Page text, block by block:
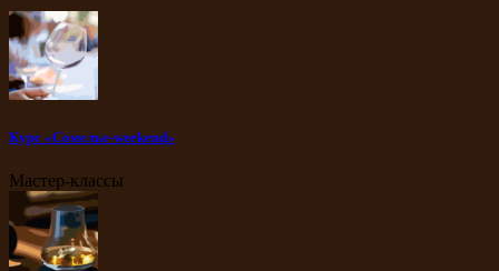
Курс «Сомелье-weekend»
Мастер-классы